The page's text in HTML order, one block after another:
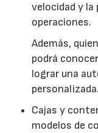
velocidad y la
operaciones.
Además,
podrá
lograr una
personalizada.
Cajas y
modelos de